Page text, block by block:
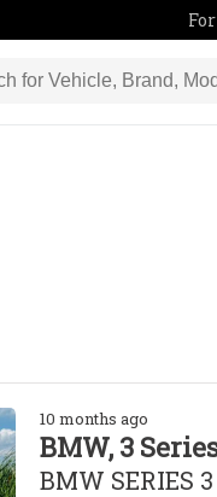
10 months ago
BMW, 3
BMW SERIES